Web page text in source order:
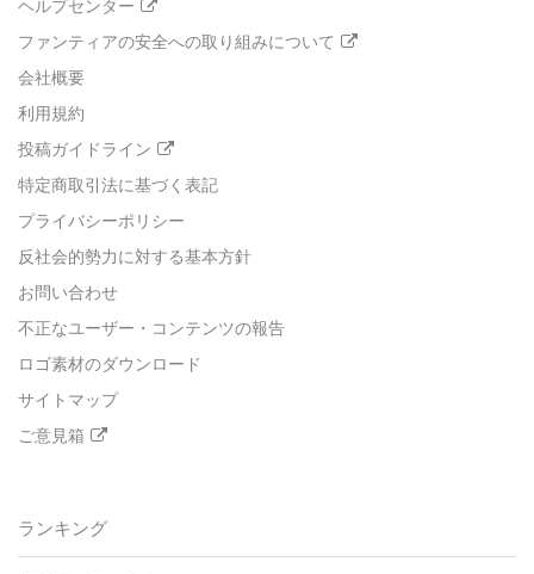
ヘルプセンター
ファンティアの安全への取り組みについて
会社概要
利用規約
投稿ガイドライン
特定商取引法に基づく表記
プライバシーポリシー
反社会的勢力に対する基本方針
お問い合わせ
不正なユーザー・コンテンツの報告
ロゴ素材のダウンロード
サイトマップ
ご意見箱
ランキング